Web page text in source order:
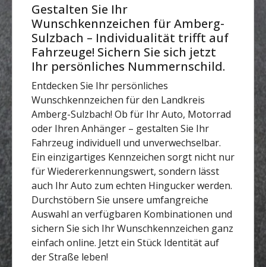
Gestalten Sie Ihr
Wunschkennzeichen für Amberg-
Sulzbach – Individualität trifft auf
Fahrzeuge! Sichern Sie sich jetzt
Ihr persönliches Nummernschild.
Entdecken Sie Ihr persönliches
Wunschkennzeichen für den Landkreis
Amberg-Sulzbach! Ob für Ihr Auto, Motorrad
oder Ihren Anhänger – gestalten Sie Ihr
Fahrzeug individuell und unverwechselbar.
Ein einzigartiges Kennzeichen sorgt nicht nur
für Wiedererkennungswert, sondern lässt
auch Ihr Auto zum echten Hingucker werden.
Durchstöbern Sie unsere umfangreiche
Auswahl an verfügbaren Kombinationen und
sichern Sie sich Ihr Wunschkennzeichen ganz
einfach online. Jetzt ein Stück Identität auf
der Straße leben!